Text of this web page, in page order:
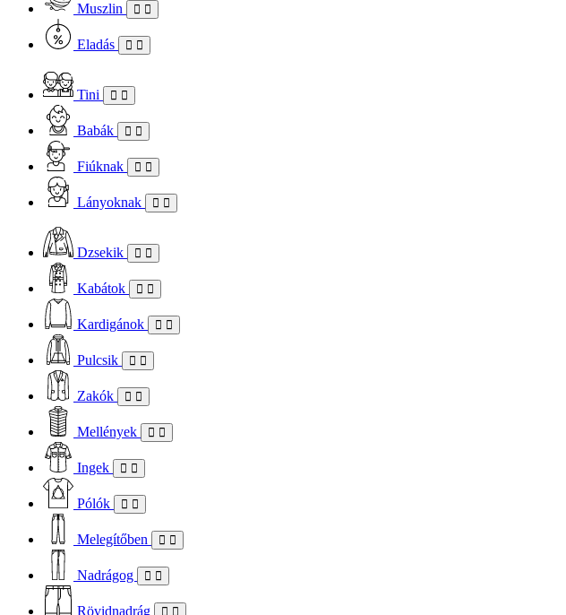
Muszlin
Eladás
Tini
Babák
Fiúknak
Lányoknak
Dzsekik
Kabátok
Kardigánok
Pulcsik
Zakók
Mellények
Ingek
Pólók
Melegítőben
Nadrágog
Rövidnadrág